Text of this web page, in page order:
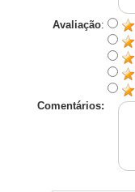
Avaliação:
Comentários: